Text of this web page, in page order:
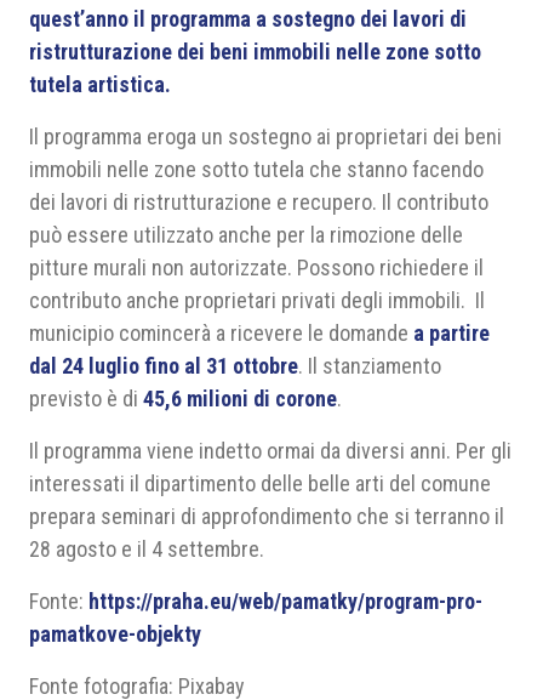
quest’anno il programma a sostegno dei lavori di
ristrutturazione dei beni immobili nelle zone sotto
tutela artistica.
Il programma eroga un sostegno ai proprietari dei beni
immobili nelle zone sotto tutela che stanno facendo
dei lavori di ristrutturazione e recupero. Il contributo
può essere utilizzato anche per la rimozione delle
pitture murali non autorizzate. Possono richiedere il
contributo anche proprietari privati degli immobili. Il
municipio comincerà a ricevere le domande a partire
dal 24 luglio fino al 31 ottobre. Il stanziamento
previsto è di 45,6 milioni di corone.
Il programma viene indetto ormai da diversi anni. Per gli
interessati il dipartimento delle belle arti del comune
prepara seminari di approfondimento che si terranno il
28 agosto e il 4 settembre.
Fonte: https://praha.eu/web/pamatky/program-pro-
pamatkove-objekty
Fonte fotografia: Pixabay